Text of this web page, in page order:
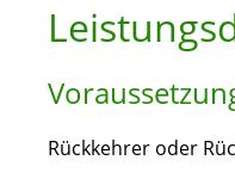
Rückkehrer oder